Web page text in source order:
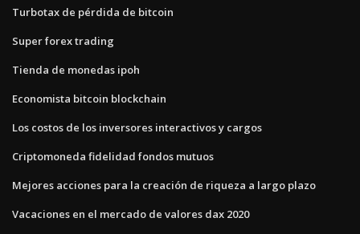
Turbotax de pérdida de bitcoin
Super forex trading
Tienda de monedas ipoh
Economista bitcoin blockchain
Los costos de los inversores interactivos y cargos
Criptomoneda fidelidad fondos mutuos
Mejores acciones para la creación de riqueza a largo plazo
Vacaciones en el mercado de valores dax 2020